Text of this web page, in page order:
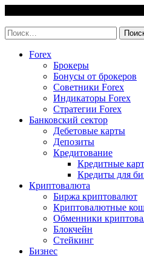
content
Найти:
Forex
Брокеры
Бонусы от брокеров
Советники Forex
Индикаторы Forex
Стратегии Forex
Банковский сектор
Дебетовые карты
Депозиты
Кредитование
Кредитные
Кредиты для
Криптовалюта
Биржа криптовалют
Криптовалютные
Обменники
Блокчейн
Стейкинг
Бизнес